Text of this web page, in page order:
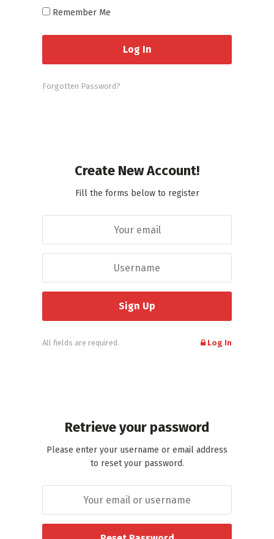
Remember Me
Forgotten Password?
Create New Account!
Fill the forms below to register
All fields are required. Log In
Retrieve your password
Please enter your username or email address
to reset your password.